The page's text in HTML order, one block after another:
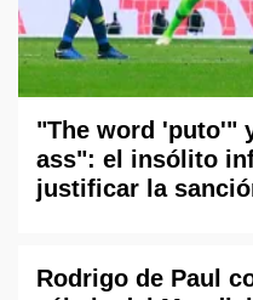
"The word 'puto'"
ass": el insólito
justificar la
Rodrigo de Paul